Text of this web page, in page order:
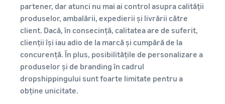
partener, dar atunci nu mai ai control asupra calității
produselor, ambalării, expedierii și livrării către
client. Dacă, în consecință, calitatea are de suferit,
clienții își iau adio de la marcă și cumpără de la
concurență. În plus, posibilitățile de personalizare a
produselor și de branding în cadrul
dropshippingului sunt foarte limitate pentru a
obține unicitate.